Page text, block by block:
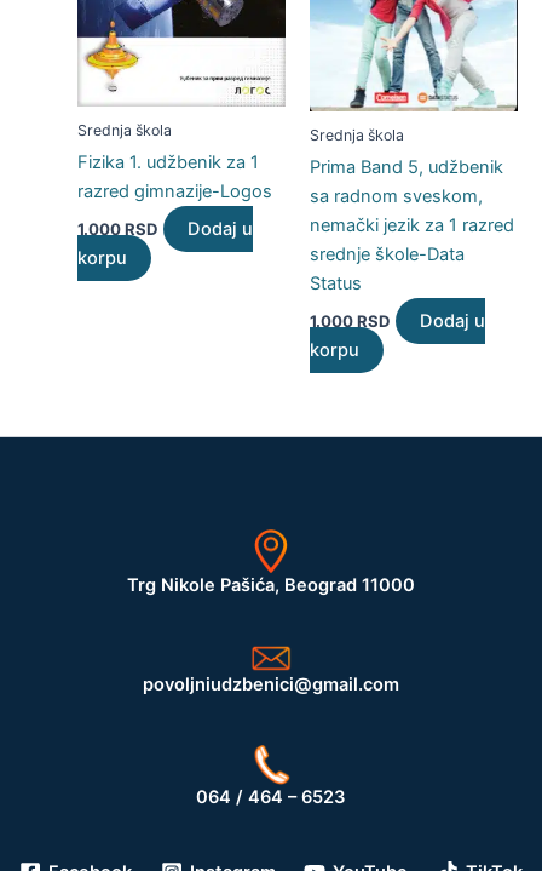
Srednja škola
Fizika 1. udžbenik za 1
razred gimnazije-Logos
1.000RSD
Dodaj u
korpu
Srednja škola
Prima Band 5, udžbenik
sa radnom sveskom,
nemački jezik za 1 razred
srednje škole-Data
Status
1.000RSD
Dodaj u
korpu
Trg Nikole Pašića, Beograd 11000
povoljniudzbenici@gmail.com
064 / 464 – 6523